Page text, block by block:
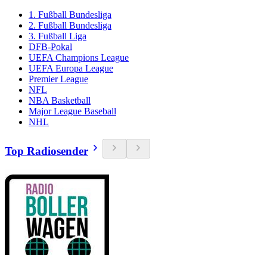
1. Fußball Bundesliga
2. Fußball Bundesliga
3. Fußball Liga
DFB-Pokal
UEFA Champions League
UEFA Europa League
Premier League
NFL
NBA Basketball
Major League Baseball
NHL
Top Radiosender